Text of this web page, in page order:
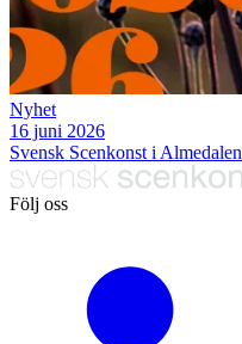
Nyhet
16 juni 2026
Svensk Scenkonst i Almedalen
Följ oss